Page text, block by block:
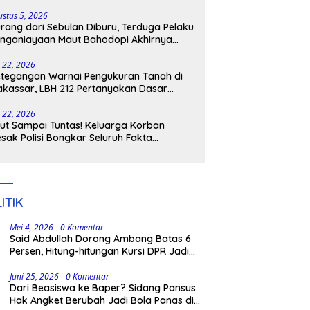
5, 2026
dari Sebulan Diburu, Terduga Pelaku
Maut Bahodopi Akhirnya
22, 2026
Warnai Pengukuran Tanah di
LBH 212 Pertanyakan Dasar
22, 2026
Sampai Tuntas! Keluarga Korban
Polisi Bongkar Seluruh Fakta
Mei 4, 2026 0 Komentar
Said Abdullah Dorong Ambang Batas 6
Persen, Hitung-hitungan Kursi DPR Jadi
Juni 25, 2026 0 Komentar
Dari Beasiswa ke Baper? Sidang Pansus
Hak Angket Berubah Jadi Bola Panas di